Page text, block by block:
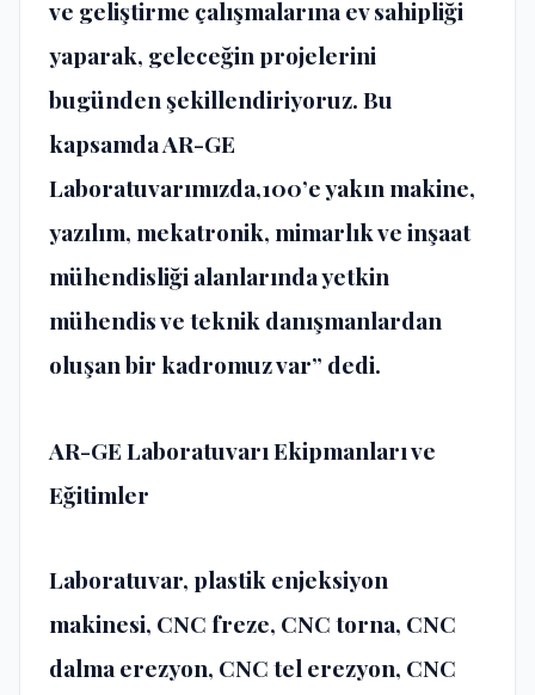
ve geliştirme çalışmalarına ev sahipliği
yaparak, geleceğin projelerini
bugünden şekillendiriyoruz. Bu
kapsamda AR-GE
Laboratuvarımızda,100’e yakın makine,
yazılım, mekatronik, mimarlık ve inşaat
mühendisliği alanlarında yetkin
mühendis ve teknik danışmanlardan
oluşan bir kadromuz var” dedi.
AR-GE Laboratuvarı Ekipmanları ve
Eğitimler
Laboratuvar, plastik enjeksiyon
makinesi, CNC freze, CNC torna, CNC
dalma erezyon, CNC tel erezyon, CNC